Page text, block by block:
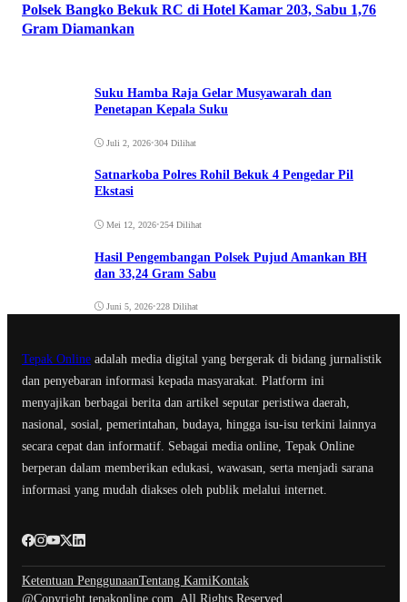
Polsek Bangko Bekuk RC di Hotel Kamar 203, Sabu 1,76
Gram Diamankan
Suku Hamba Raja Gelar Musyawarah dan
Penetapan Kepala Suku
Juli 2, 2026•304 Dilihat
Satnarkoba Polres Rohil Bekuk 4 Pengedar Pil
Ekstasi
Mei 12, 2026•254 Dilihat
Hasil Pengembangan Polsek Pujud Amankan BH
dan 33,24 Gram Sabu
Juni 5, 2026•228 Dilihat
Tepak Online adalah media digital yang bergerak di bidang jurnalistik
dan penyebaran informasi kepada masyarakat. Platform ini
menyajikan berbagai berita dan artikel seputar peristiwa daerah,
nasional, sosial, pemerintahan, budaya, hingga isu-isu terkini lainnya
secara cepat dan informatif. Sebagai media online, Tepak Online
berperan dalam memberikan edukasi, wawasan, serta menjadi sarana
informasi yang mudah diakses oleh publik melalui internet.
Ketentuan PenggunaanTentang KamiKontak
@Copyright tepakonline.com. All Rights Reserved